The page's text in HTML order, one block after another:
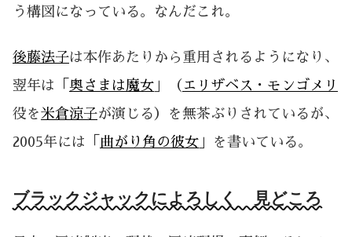
う構図になっている。なんだこれ。
後藤法子は本作あたりから重用されるようになり、
翌年は「 奥さまは魔女 」（ エリザベス・モンゴメリ
役を米倉涼子が演じる）を無茶ぶりされているが、
2005年には「 曲がり角の彼女 」を書いている。
ブラックジャックによろしく 見どころ